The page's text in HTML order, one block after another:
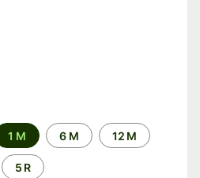
1 M 6 M 12 M
5 R